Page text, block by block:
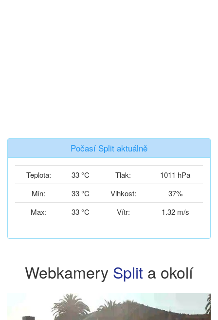
Počasí Split aktuálně
Teplota: 33 °C Tlak:
1011 hPa
Min:
33 °C Vlhkost:
37%
Max:
33 °C Vítr: 1.32 m/s
Webkamery Split a okolí